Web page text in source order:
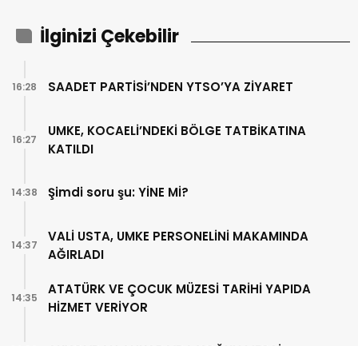
İlginizi Çekebilir
SAADET PARTİSİ’NDEN YTSO’YA ZİYARET
16:28
UMKE, KOCAELİ’NDEKİ BÖLGE TATBİKATINA
KATILDI
16:27
Şimdi soru şu: YİNE Mİ?
14:38
VALİ USTA, UMKE PERSONELİNİ MAKAMINDA
AĞIRLADI
14:37
ATATÜRK VE ÇOCUK MÜZESİ TARİHİ YAPIDA
HİZMET VERİYOR
14:35